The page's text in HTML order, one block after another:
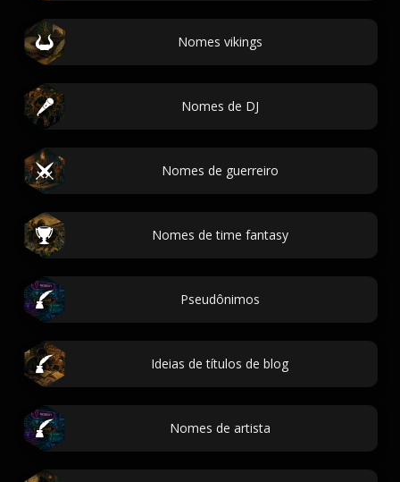
Nomes vikings
Nomes de DJ
Nomes de guerreiro
Nomes de time fantasy
Pseudônimos
Ideias de títulos de blog
Nomes de artista